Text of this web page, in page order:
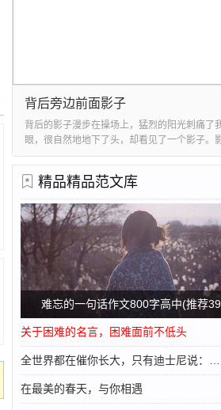
背后旁边前面影子
背后的影子漫步在操场上，猛烈的阳光刺痛了
眼，很自然地地下了头，却看见了一个影子。
的脚的后方，我走一步，他追随着一步。我摇
膀，背有点儿弯，头老是低着。一种恐怖的感
近、
精品精品范文库
难忘的一句话作文800字高中(推荐
关于困难的名言，困难面前不低头
在最美的春天，与你相遇